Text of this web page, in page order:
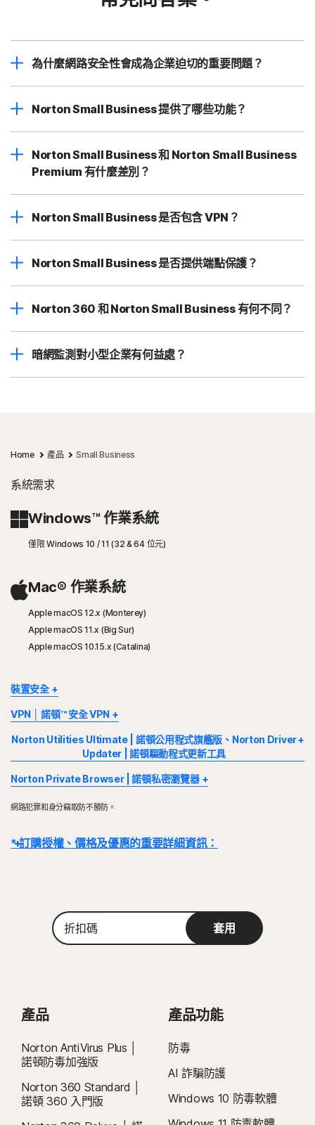
為什麼網路安全性會成為企業迫切的重要問題？
Norton Small Business 提供了哪些功能？
Norton Small Business 和 Norton Small Business
Premium 有什麼差別？
Norton Small Business 是否包含 VPN？
Norton Small Business 是否提供端點保護？
Norton 360 和 Norton Small Business 有何不同？
暗網監測對小型企業有何益處？
Home 產品 Small Business
系統需求
Windows™ 作業系統
僅限 Windows 10 / 11 (32 & 64 位元)
Mac® 作業系統
Apple macOS 12.x (Monterey)
Apple macOS 11.x (Big Sur)
Apple macOS 10.15.x (Catalina)
裝置安全
部分裝置及平台無法使用所有功能。部分功能僅供 Norton Small
雲端備份及 SafeCam 功能不適用於 MacOS、S 模式下的 Windows
以及在 ARM 處理器上執行的 Windows。
Windows™ 作業系統
配備 ARM 處理器且在 S 模式下 Microsoft Windows 11。
ARM32) 版本 1803 及更新版本。
部分現行 Norton 裝置安全和 Norton VPN 產品與採用
Windows 作業系統的 ARM 裝置不相容。
Android™ 作業系統
式。不支援多重使用者模式。
ColorOS 7.1 或更新版本。必須安裝 Google Play 應用程
目前不支援的功能：雲端備份、SafeCam、防火牆。
VPN │ 諾頓™ 安全 VPN
Norton VPN 適用於 Windows™ 個人電腦、Mac®、iOS 和
Android™ 裝置。此功能可於訂閱效期內保護特定數量的裝置。VPN
Microsoft Windows 11/10 (除 S 模式 Windows 11/10 之外
Microsoft Windows 8/8.1 (所有版本)。
Microsoft Windows 7 (32 位元和 64 位元) 含 Service
Mac® 作業系統
Mac 作業系統 X 10.13.x 或更新版本。
執行最新版與前兩版 Apple® iOS 的 iPhone 或 iPad。
Norton Utilities Ultimate | 諾頓公用程式旗艦版、Norton Driver
Updater | 諾頓驅動程式更新工具
Windows™ 作業系統
Microsoft Windows 11/10 (所有版本)，不包括在 Arm 上執
Mobile、IoT、Starter 與 RT 版本。
Windows 8/8.1 (所有版本)，Windows 8 開始畫面除外。
Norton Private Browser | 諾頓私密瀏覽器
Windows™ 作業系統
行的 Windows、S 模式的 Windows 以及 Mixed Reality、
Apple macOS 13.x (Ventura)
Apple macOS 14.x (Sonoma)
Apple macOS 15.x (Sequoia)
iOS 作業系統
iOS 15.0 或更高版本。
網路犯罪和身分竊取防不勝防。
* 訂購授權、價格及優惠的重要詳細資訊：
在試用期結束前取消，否則將在之後收取費用。
若在計費前取消續購，則不會自動續購訂閱。續購付款按年計費 (最多
取消和退款：
您可於初始購買的 14 天內取消任何每月訂閱合約，或於付款的
60 天內取消任何年度訂閱合約，並取得全額退款。如需詳細資料，請參閱我
們的《取消和退款政策》 如要取消合約或要求退款，請按下此處
Utilities Ultimate、Driver Updater、軟體更新程式及雲端備份功能僅適用於
Windows (不包括處於 S 模式的 Windows 及採用 ARM 處理器的 Windows)。
折
扣
碼
套用
產品
Norton AntiVirus Plus │
諾頓防毒加強版
Norton 360 Standard │
諾頓 360 入門版
產品功能
防毒
AI 詐騙防護
Windows 10 防毒軟體